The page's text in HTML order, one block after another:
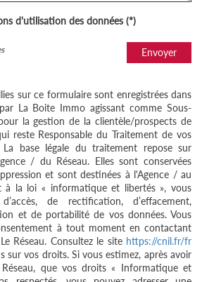
d'utilisation des données (*)
Envoyer
sur ce formulaire sont enregistrées dans
La Boite Immo agissant comme Sous-
la gestion de la clientèle/prospects de
reste Responsable du Traitement de vos
La base légale du traitement repose sur
/ du Réseau. Elles sont conservées
et sont destinées à l'Agence / au
à la loi « informatique et libertés », vous
de rectification, d’effacement,
et de portabilité de vos données. Vous
à tout moment en contactant
Réseau. Consultez le site https://cnil.fr/fr
sur vos droits. Si vous estimez, après avoir
que vos droits « Informatique et